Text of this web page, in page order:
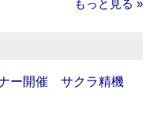
もっと見る »
ー開催 サクラ精機